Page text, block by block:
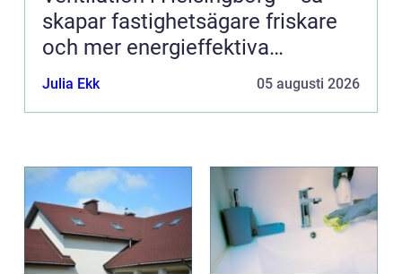
skapar fastighetsägare friskare
och mer energieffektiva
byggnader
Julia Ekk 05 augusti 2026